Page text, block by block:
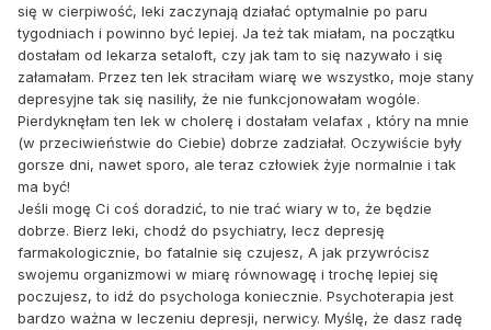
się w cierpiwość, leki zaczynają działać optymalnie po paru
tygodniach i powinno być lepiej. Ja też tak miałam, na początku
dostałam od lekarza setaloft, czy jak tam to się nazywało i się
załamałam. Przez ten lek straciłam wiarę we wszystko, moje stany
depresyjne tak się nasiliły, że nie funkcjonowałam wogóle.
Pierdyknęłam ten lek w cholerę i dostałam velafax , który na mnie
(w przeciwieństwie do Ciebie) dobrze zadziałał. Oczywiście były
gorsze dni, nawet sporo, ale teraz człowiek żyje normalnie i tak
ma być!
Jeśli mogę Ci coś doradzić, to nie trać wiary w to, że będzie
dobrze. Bierz leki, chodź do psychiatry, lecz depresję
farmakologicznie, bo fatalnie się czujesz, A jak przywrócisz
swojemu organizmowi w miarę równowagę i trochę lepiej się
poczujesz, to idź do psychologa koniecznie. Psychoterapia jest
bardzo ważna w leczeniu depresji, nerwicy. Myślę, że dasz radę